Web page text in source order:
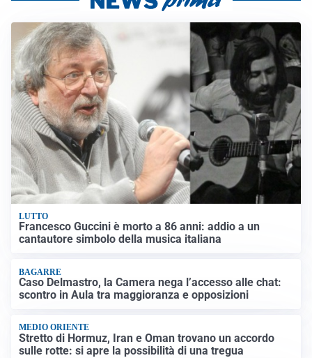
LUTTO
Francesco Guccini è morto a 86 anni: addio a un
cantautore simbolo della musica italiana
BAGARRE
Caso Delmastro, la Camera nega l’accesso alle chat:
scontro in Aula tra maggioranza e opposizioni
MEDIO ORIENTE
Stretto di Hormuz, Iran e Oman trovano un accordo
sulle rotte: si apre la possibilità di una tregua